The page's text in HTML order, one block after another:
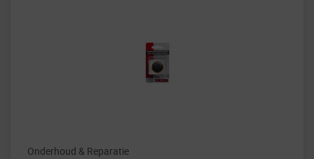
Onderhoud & Reparatie